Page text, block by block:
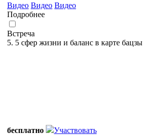
Видео Видео Видео
Подробнее
Встреча
5. 5 сфер жизни и баланс в карте бацзы
бесплатно
Участвовать